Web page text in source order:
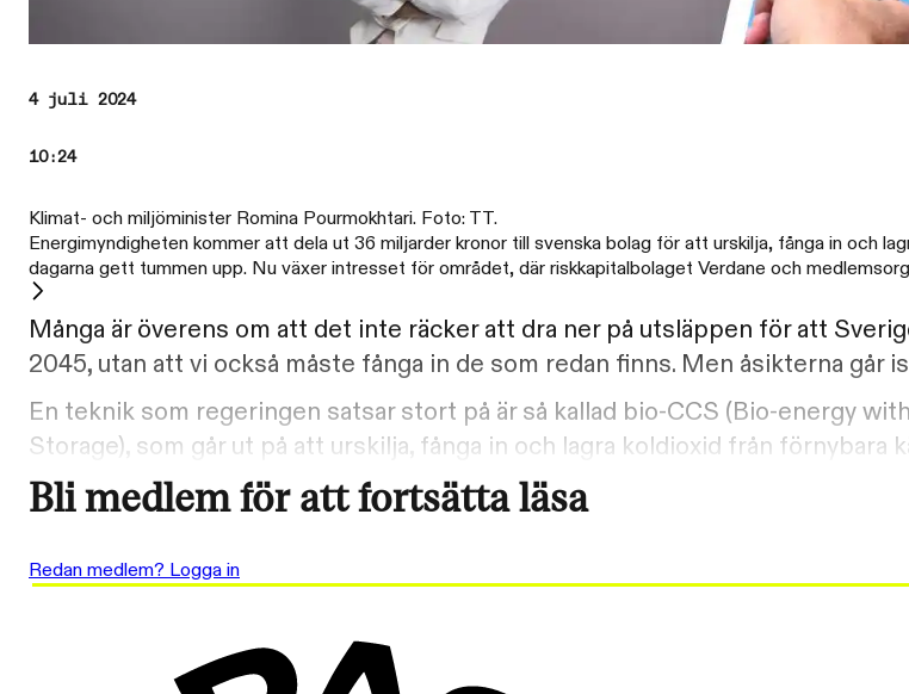
4 juli 2024
10:24
Klimat- och miljöminister Romina Pourmokhtari. Foto: TT.
Energimyndigheten kommer att dela ut 36 miljarder kronor till svenska bolag för att urskilja, fånga in och
dagarna gett tummen upp. Nu växer intresset för området, där riskkapitalbolaget Verdane och
Många är överens om att det inte räcker att dra ner på utsläppen för att
2045, utan att vi också måste fånga in de som redan finns. Men åsikterna går
En teknik som regeringen satsar stort på är så kallad bio-CCS (Bio-energy
Storage), som går ut på att urskilja, fånga in och lagra koldioxid från förnybara
Bli medlem för att fortsätta läsa
Redan medlem? Logga in